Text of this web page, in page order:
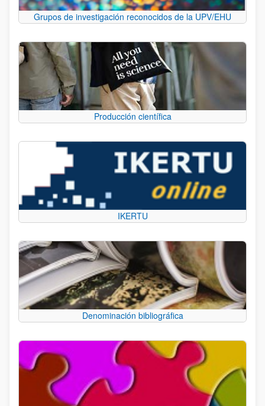
Grupos de investigación reconocidos de la UPV/EHU
Producción científica
IKERTU
Denominación bibliográfica